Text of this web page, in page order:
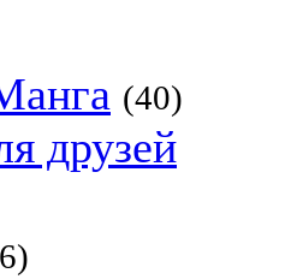
(40)
друзей